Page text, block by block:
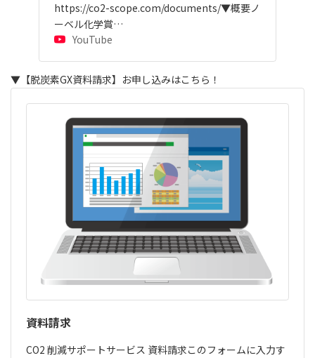
https://co2-scope.com/documents/▼概要ノ
ーベル化学賞…
YouTube
▼【脱炭素GX資料請求】お申し込みはこちら！
資料請求
CO2 削減サポートサービス 資料請求このフォームに入力す